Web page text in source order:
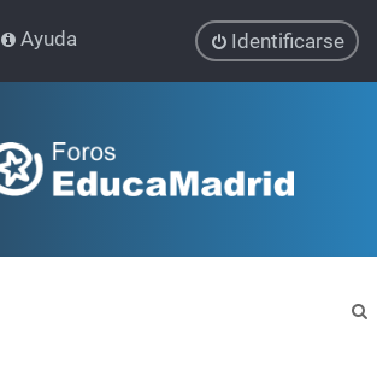
Ayuda Identificarse